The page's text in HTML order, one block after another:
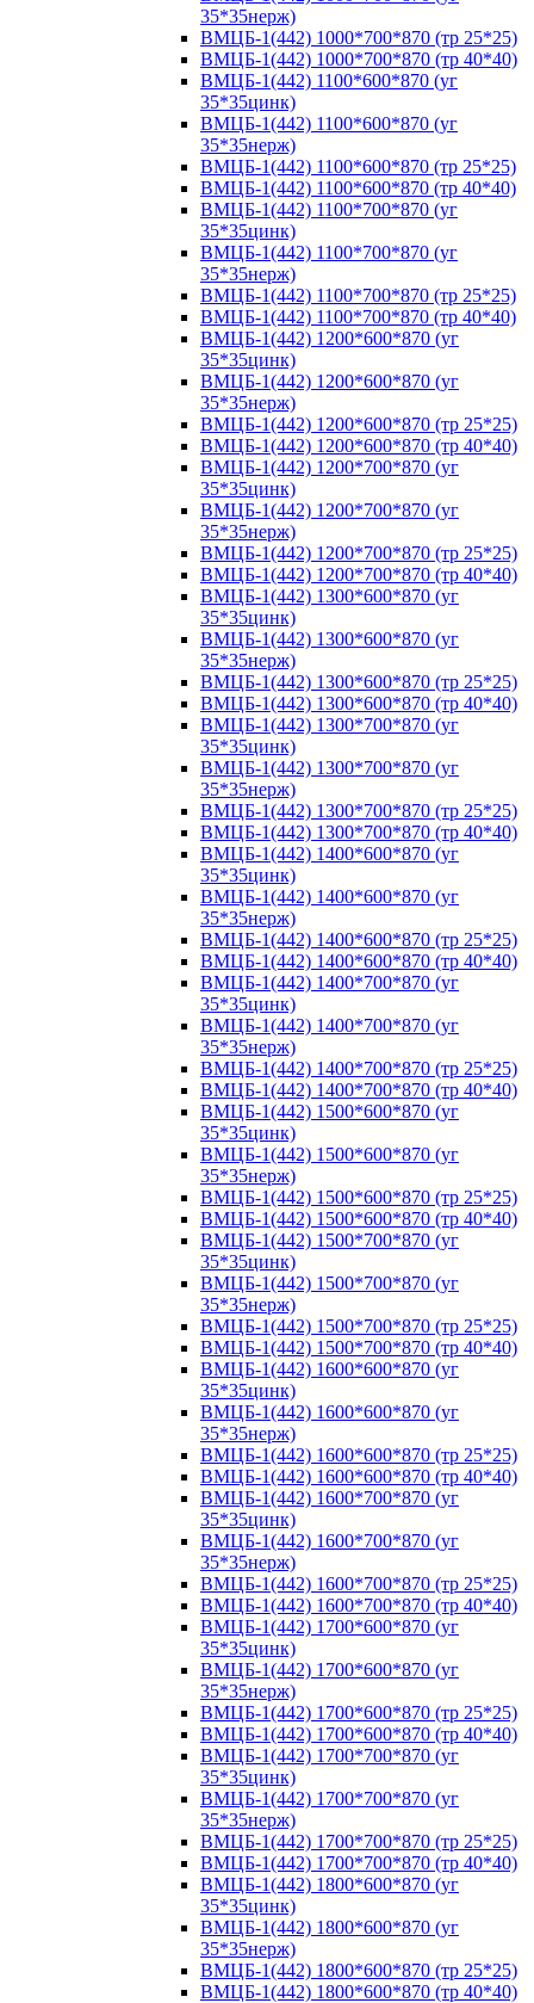
35*35нерж)
ВМЦБ-1(442) 1000*700*870 (тр 25*25)
ВМЦБ-1(442) 1000*700*870 (тр 40*40)
ВМЦБ-1(442) 1100*600*870 (уг
35*35цинк)
ВМЦБ-1(442) 1100*600*870 (уг
35*35нерж)
ВМЦБ-1(442) 1100*600*870 (тр 25*25)
ВМЦБ-1(442) 1100*600*870 (тр 40*40)
ВМЦБ-1(442) 1100*700*870 (уг
35*35цинк)
ВМЦБ-1(442) 1100*700*870 (уг
35*35нерж)
ВМЦБ-1(442) 1100*700*870 (тр 25*25)
ВМЦБ-1(442) 1100*700*870 (тр 40*40)
ВМЦБ-1(442) 1200*600*870 (уг
35*35цинк)
ВМЦБ-1(442) 1200*600*870 (уг
35*35нерж)
ВМЦБ-1(442) 1200*600*870 (тр 25*25)
ВМЦБ-1(442) 1200*600*870 (тр 40*40)
ВМЦБ-1(442) 1200*700*870 (уг
35*35цинк)
ВМЦБ-1(442) 1200*700*870 (уг
35*35нерж)
ВМЦБ-1(442) 1200*700*870 (тр 25*25)
ВМЦБ-1(442) 1200*700*870 (тр 40*40)
ВМЦБ-1(442) 1300*600*870 (уг
35*35цинк)
ВМЦБ-1(442) 1300*600*870 (уг
35*35нерж)
ВМЦБ-1(442) 1300*600*870 (тр 25*25)
ВМЦБ-1(442) 1300*600*870 (тр 40*40)
ВМЦБ-1(442) 1300*700*870 (уг
35*35цинк)
ВМЦБ-1(442) 1300*700*870 (уг
35*35нерж)
ВМЦБ-1(442) 1300*700*870 (тр 25*25)
ВМЦБ-1(442) 1300*700*870 (тр 40*40)
ВМЦБ-1(442) 1400*600*870 (уг
35*35цинк)
ВМЦБ-1(442) 1400*600*870 (уг
35*35нерж)
ВМЦБ-1(442) 1400*600*870 (тр 25*25)
ВМЦБ-1(442) 1400*600*870 (тр 40*40)
ВМЦБ-1(442) 1400*700*870 (уг
35*35цинк)
ВМЦБ-1(442) 1400*700*870 (уг
35*35нерж)
ВМЦБ-1(442) 1400*700*870 (тр 25*25)
ВМЦБ-1(442) 1400*700*870 (тр 40*40)
ВМЦБ-1(442) 1500*600*870 (уг
35*35цинк)
ВМЦБ-1(442) 1500*600*870 (уг
35*35нерж)
ВМЦБ-1(442) 1500*600*870 (тр 25*25)
ВМЦБ-1(442) 1500*600*870 (тр 40*40)
ВМЦБ-1(442) 1500*700*870 (уг
35*35цинк)
ВМЦБ-1(442) 1500*700*870 (уг
35*35нерж)
ВМЦБ-1(442) 1500*700*870 (тр 25*25)
ВМЦБ-1(442) 1500*700*870 (тр 40*40)
ВМЦБ-1(442) 1600*600*870 (уг
35*35цинк)
ВМЦБ-1(442) 1600*600*870 (уг
35*35нерж)
ВМЦБ-1(442) 1600*600*870 (тр 25*25)
ВМЦБ-1(442) 1600*600*870 (тр 40*40)
ВМЦБ-1(442) 1600*700*870 (уг
35*35цинк)
ВМЦБ-1(442) 1600*700*870 (уг
35*35нерж)
ВМЦБ-1(442) 1600*700*870 (тр 25*25)
ВМЦБ-1(442) 1600*700*870 (тр 40*40)
ВМЦБ-1(442) 1700*600*870 (уг
35*35цинк)
ВМЦБ-1(442) 1700*600*870 (уг
35*35нерж)
ВМЦБ-1(442) 1700*600*870 (тр 25*25)
ВМЦБ-1(442) 1700*600*870 (тр 40*40)
ВМЦБ-1(442) 1700*700*870 (уг
35*35цинк)
ВМЦБ-1(442) 1700*700*870 (уг
35*35нерж)
ВМЦБ-1(442) 1700*700*870 (тр 25*25)
ВМЦБ-1(442) 1700*700*870 (тр 40*40)
ВМЦБ-1(442) 1800*600*870 (уг
35*35цинк)
ВМЦБ-1(442) 1800*600*870 (уг
35*35нерж)
ВМЦБ-1(442) 1800*600*870 (тр 25*25)
ВМЦБ-1(442) 1800*600*870 (тр 40*40)